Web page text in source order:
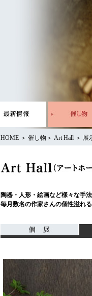
HOME ＞ 催し物 ＞ Art Hall ＞ 展
陶器・人形・絵画など様々な手
毎月数名の作家さんの個性溢れ